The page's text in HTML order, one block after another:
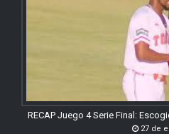
RECAP Juego 4 Serie Final:
27 de